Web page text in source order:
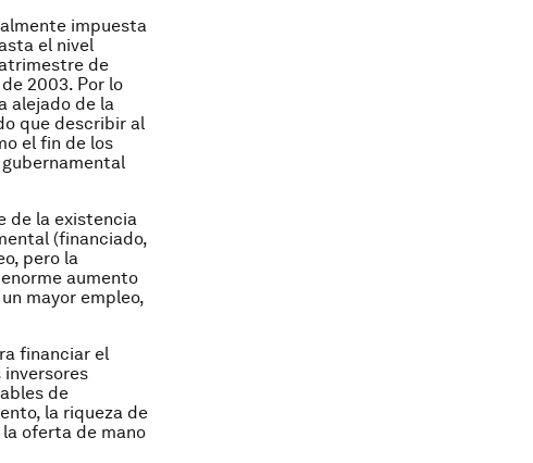
impuesta
el nivel
de
2003. Por lo
alejado de la
que describir al
el fin de los
de la existencia
(financiado,
pero la
aumento
mayor empleo,
financiar el
inversores
de
la riqueza de
oferta de mano